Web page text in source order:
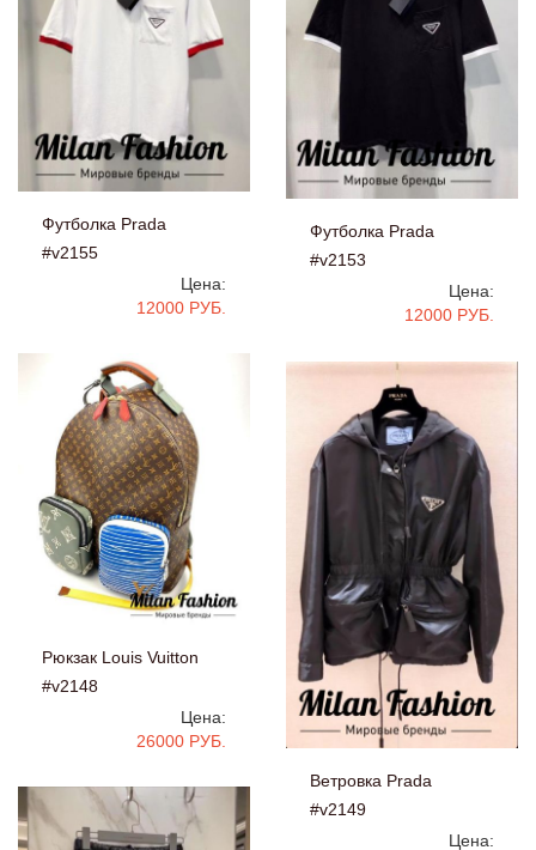
Футболка Prada
#v2155
Цена:
12000 РУБ.
Футболка Prada
#v2153
Цена:
12000 РУБ.
Рюкзак Louis Vuitton
#v2148
Цена:
26000 РУБ.
Ветровка Prada
#v2149
Цена: